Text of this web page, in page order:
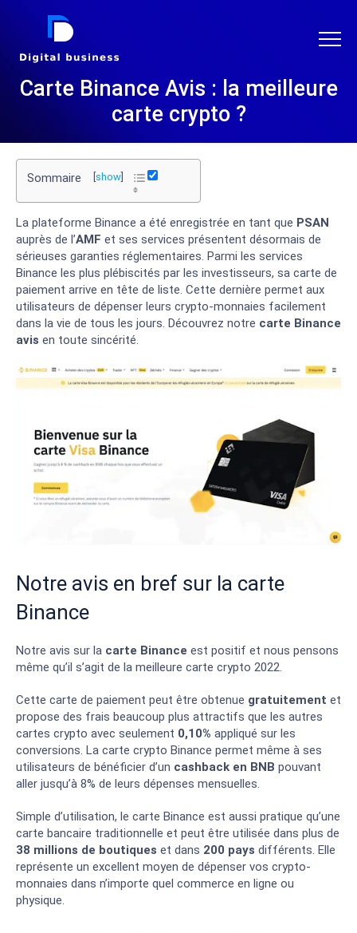
DIGITAL BUSINESS
Carte Binance Avis : la meilleure
carte crypto ?
Sommaire show
La plateforme Binance a été enregistrée en tant que PSAN
auprès de l’AMF et ses services présentent désormais de
sérieuses garanties réglementaires. Parmi les services
Binance les plus plébiscités par les investisseurs, sa carte de
paiement arrive en tête de liste. Cette dernière permet aux
utilisateurs de dépenser leurs crypto-monnaies facilement
dans la vie de tous les jours. Découvrez notre carte Binance
avis en toute sincérité.
Notre avis en bref sur la carte
Binance
Notre avis sur la carte Binance est positif et nous pensons
même qu’il s’agit de la meilleure carte crypto 2022.
Cette carte de paiement peut être obtenue gratuitement et
propose des frais beaucoup plus attractifs que les autres
cartes crypto avec seulement 0,10% appliqué sur les
conversions. La carte crypto Binance permet même à ses
utilisateurs de bénéficier d’un cashback en BNB pouvant
aller jusqu’à 8% de leurs dépenses mensuelles.
Simple d’utilisation, le carte Binance est aussi pratique qu’une
carte bancaire traditionnelle et peut être utilisée dans plus de
38 millions de boutiques et dans 200 pays différents. Elle
représente un excellent moyen de dépenser vos crypto-
monnaies dans n’importe quel commerce en ligne ou
physique.